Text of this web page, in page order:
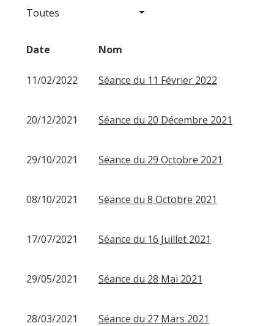
Toutes
Date Nom
11/02/2022 Séance du 11 Février 2022
20/12/2021 Séance du 20 Décembre 2021
29/10/2021 Séance du 29 Octobre 2021
08/10/2021 Séance du 8 Octobre 2021
17/07/2021 Séance du 16 Juillet 2021
29/05/2021 Séance du 28 Mai 2021
28/03/2021 Séance du 27 Mars 2021